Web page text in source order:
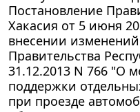
Постановление
Хакасия от 5 июня
внесении
Правительства
31.12.2013 N 766 "О
поддержки
при проезде